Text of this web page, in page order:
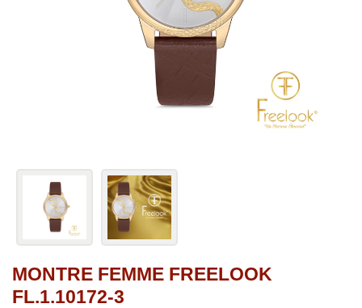
MONTRE FEMME FREELOOK
FL.1.10172-3